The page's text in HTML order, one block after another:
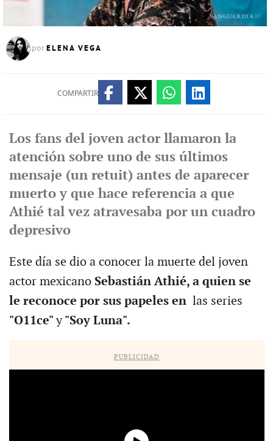
por ELENA VEGA
COMPARTIR
Los fans del joven actor llamaron la
atención sobre uno de sus últimos
mensaje (un retuit) antes de aparecer
muerto y que hace referencia a que
Athié tal vez atravesaba por un cuadro
depresivo
Este día se dio a conocer la muerte del joven
actor mexicanoSebastián Athié, a quien se
le reconoce por sus papeles en las series
"O11ce"y"Soy Luna".
PUBLICIDAD